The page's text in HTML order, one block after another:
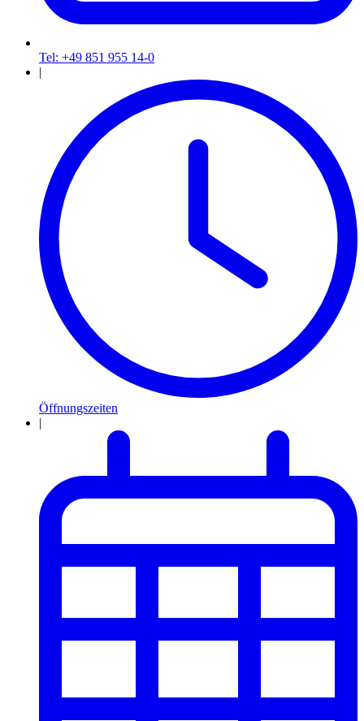
Tel: +49 851 955 14-0
|
Öffnungszeiten
|